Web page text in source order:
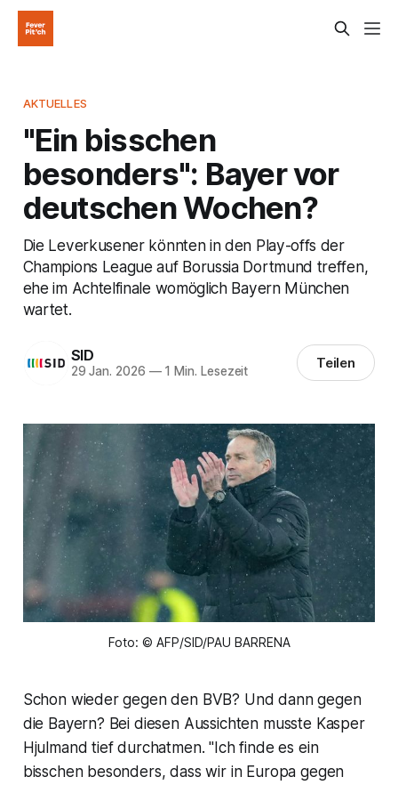
AKTUELLES
"Ein bisschen
besonders": Bayer vor
deutschen Wochen?
Die Leverkusener könnten in den Play-offs der
Champions League auf Borussia Dortmund treffen,
ehe im Achtelfinale womöglich Bayern München
wartet.
SID
29 Jan. 2026 —1 Min. Lesezeit Teilen
Foto: © AFP/SID/PAU BARRENA
Schon wieder gegen den BVB? Und dann gegen
die Bayern? Bei diesen Aussichten musste Kasper
Hjulmand tief durchatmen. "Ich finde es ein
bisschen besonders, dass wir in Europa gegen